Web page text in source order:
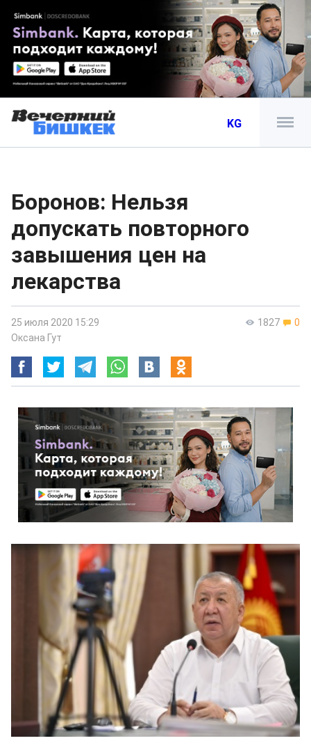
KG
Боронов: Нельзя
допускать повторного
завышения цен на
лекарства
1827 0
25 июля 2020 15:29
Оксана Гут